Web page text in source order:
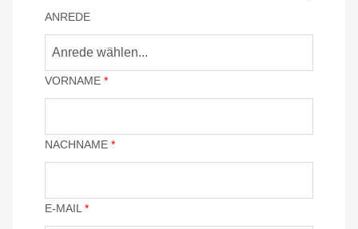
ANREDE
Anrede wählen...
VORNAME *
NACHNAME *
E-MAIL *